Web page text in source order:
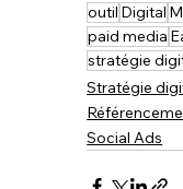
outil Digital
paid media
stratégie
Stratégie
Social Ads